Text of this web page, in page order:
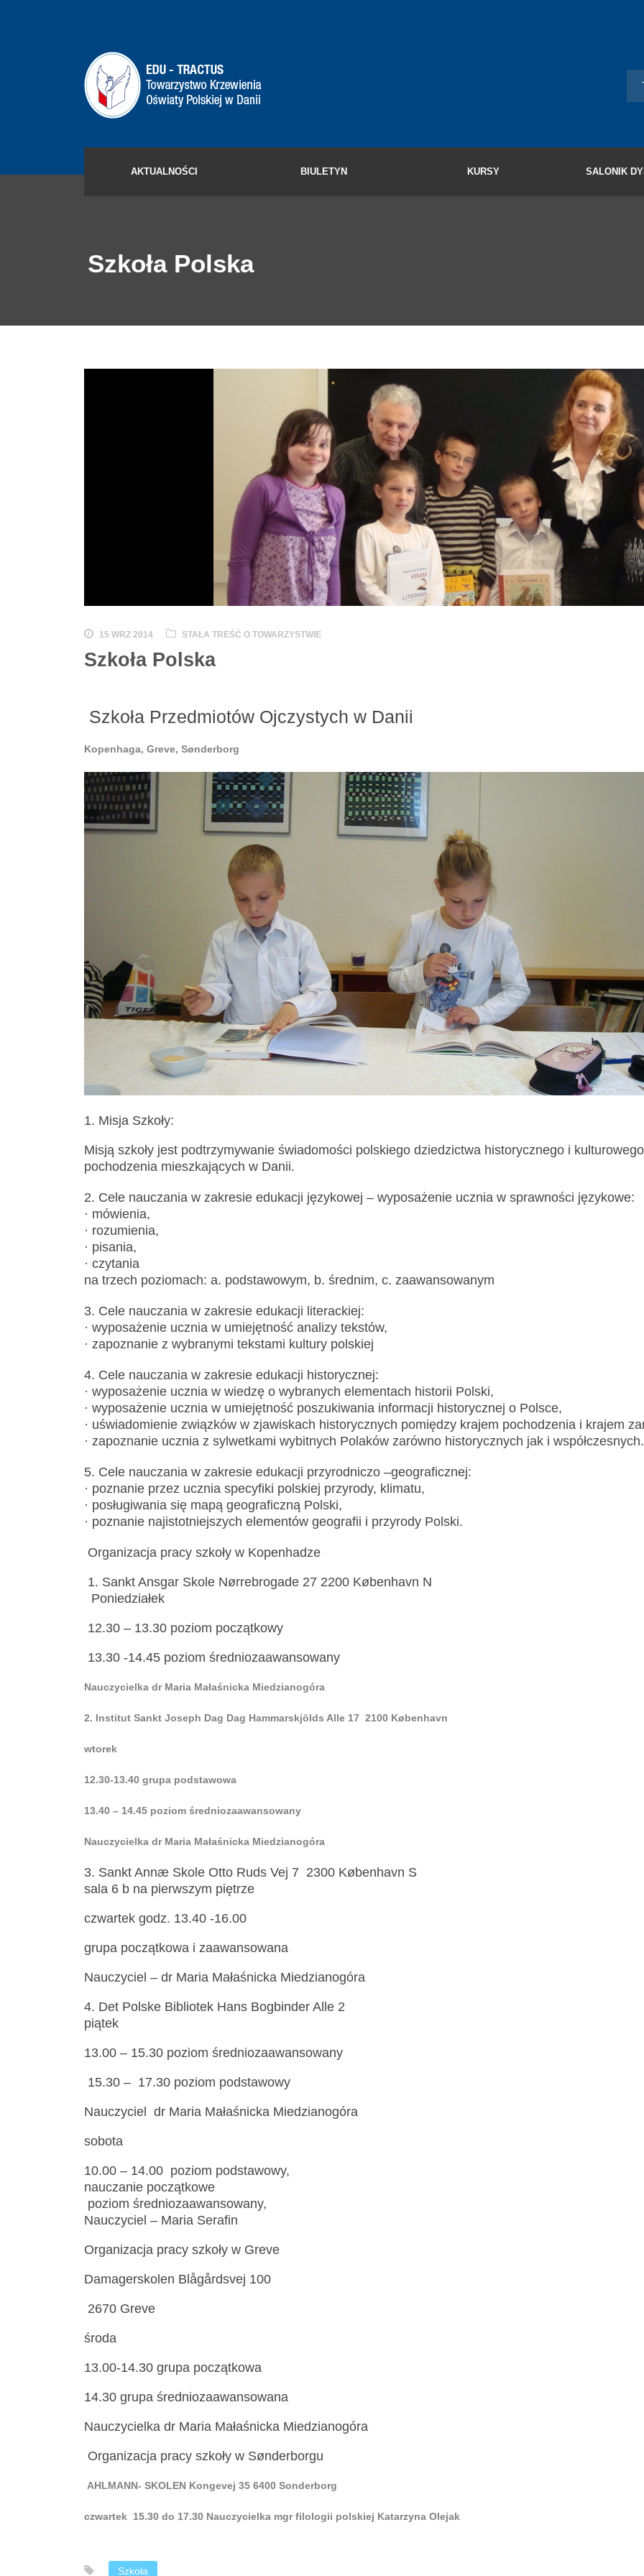
AKTUALNOŚCI BIULETYN KURSY SALONIK
Szkoła Polska
15 WRZ 2014 STAŁA TREŚĆ O TOWARZYSTWIE
Szkoła Polska
Szkoła Przedmiotów Ojczystych w Danii
Kopenhaga, Greve, Sønderborg
1. Misja Szkoły:
Misją szkoły jest podtrzymywanie świadomości polskiego dziedzictwa historycznego i
pochodzenia mieszkających w Danii.
2. Cele nauczania w zakresie edukacji językowej – wyposażenie ucznia w sprawności językowe:
· mówienia,
· rozumienia,
· pisania,
· czytania
na trzech poziomach: a. podstawowym, b. średnim, c. zaawansowanym
3. Cele nauczania w zakresie edukacji literackiej:
· wyposażenie ucznia w umiejętność analizy tekstów,
· zapoznanie z wybranymi tekstami kultury polskiej
4. Cele nauczania w zakresie edukacji historycznej:
· wyposażenie ucznia w wiedzę o wybranych elementach historii Polski,
· wyposażenie ucznia w umiejętność poszukiwania informacji historycznej o Polsce,
· uświadomienie związków w zjawiskach historycznych pomiędzy krajem pochodzenia i krajem
· zapoznanie ucznia z sylwetkami wybitnych Polaków zarówno historycznych jak i współczesnych.
5. Cele nauczania w zakresie edukacji przyrodniczo –geograficznej:
· poznanie przez ucznia specyfiki polskiej przyrody, klimatu,
· posługiwania się mapą geograficzną Polski,
· poznanie najistotniejszych elementów geografii i przyrody Polski.
Organizacja pracy szkoły w Kopenhadze
1. Sankt Ansgar Skole Nørrebrogade 27 2200 København N
Poniedziałek
12.30 – 13.30 poziom początkowy
13.30 -14.45 poziom średniozaawansowany
Nauczycielka dr Maria Małaśnicka Miedzianogóra
2. Institut Sankt Joseph Dag Dag Hammarskjölds Alle 17 2100 København
wtorek
12.30-13.40 grupa podstawowa
13.40 – 14.45 poziom średniozaawansowany
Nauczycielka dr Maria Małaśnicka Miedzianogóra
3. Sankt Annæ Skole Otto Ruds Vej 7 2300 København S
sala 6 b na pierwszym piętrze
czwartek godz. 13.40 -16.00
grupa początkowa i zaawansowana
Nauczyciel – dr Maria Małaśnicka Miedzianogóra
4. Det Polske Bibliotek Hans Bogbinder Alle 2
piątek
13.00 – 15.30 poziom średniozaawansowany
15.30 – 17.30 poziom podstawowy
Nauczyciel dr Maria Małaśnicka Miedzianogóra
sobota
10.00 – 14.00 poziom podstawowy,
nauczanie początkowe
poziom średniozaawansowany,
Nauczyciel – Maria Serafin
Organizacja pracy szkoły w Greve
Damagerskolen Blågårdsvej 100
2670 Greve
środa
13.00-14.30 grupa początkowa
14.30 grupa średniozaawansowana
Nauczycielka dr Maria Małaśnicka Miedzianogóra
Organizacja pracy szkoły w Sønderborgu
AHLMANN- SKOLEN Kongevej 35 6400 Sonderborg
czwartek 15.30 do 17.30 Nauczycielka mgr filologii polskiej Katarzyna Olejak
Szkoła